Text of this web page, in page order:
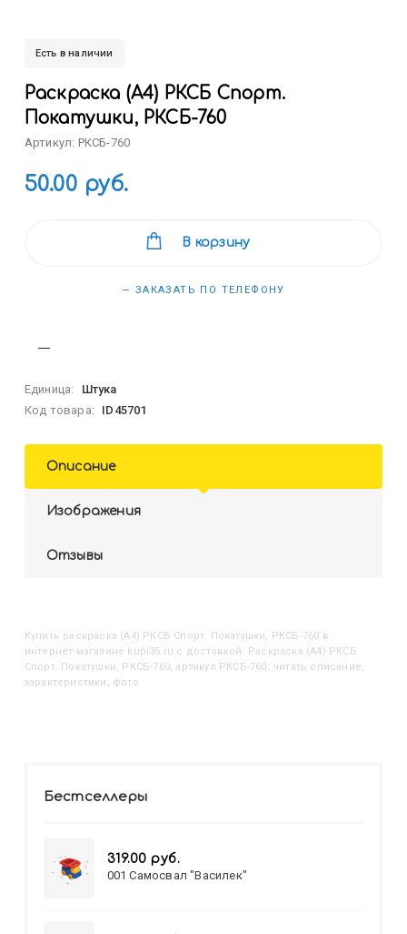
Есть в наличии
Раскраска (А4) РКСБ Спорт.
Покатушки, РКСБ-760
Артикул: РКСБ-760
50.00 руб.
В корзину
— ЗАКАЗАТЬ ПО ТЕЛЕФОНУ
Единица:
Штука
Код товара:
ID45701
Описание
Изображения
Отзывы
Купить Раскраска (А4) РКСБ Спорт. Покатушки, РКСБ-760 в
интернет-магазине kupi35.ru с доставкой. Раскраска (А4) РКСБ
Спорт. Покатушки, РКСБ-760, артикул РКСБ-760: читать описание,
характеристики, фото
Бестселлеры
319.00 руб.
001 Самосвал "Василек"